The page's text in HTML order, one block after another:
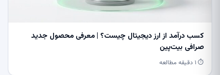
کسب درآمد از ارز دیجیتال چیست؟ | معرفی محصول جدید
صرافی بیت‌پین
⏱ ۱ دقیقه مطالعه